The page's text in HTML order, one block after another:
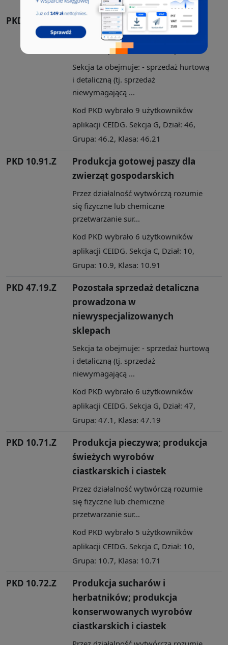
PKD 46.21.Z
Sprzedaż hurtowa zboża,
nieprzetworzonego tytoniu,
nasion i pasz dla zwierząt
Sekcja ta obejmuje: - sprzedaż hurtową
i detaliczną (tj. sprzedaż
niewymagającą ...
Kod PKD wybrało 9 użytkowników
aplikacji CEIDG. Sekcja G, Dział: 46,
Grupa: 46.2, Klasa: 46.21
PKD 10.91.Z
Produkcja gotowej paszy dla
zwierząt gospodarskich
Przez działalność wytwórczą rozumie
się fizyczne lub chemiczne
przetwarzanie sur...
Kod PKD wybrało 6 użytkowników
aplikacji CEIDG. Sekcja C, Dział: 10,
Grupa: 10.9, Klasa: 10.91
PKD 47.19.Z
Pozostała sprzedaż detaliczna
prowadzona w
niewyspecjalizowanych
sklepach
Sekcja ta obejmuje: - sprzedaż hurtową
i detaliczną (tj. sprzedaż
niewymagającą ...
Kod PKD wybrało 6 użytkowników
aplikacji CEIDG. Sekcja G, Dział: 47,
Grupa: 47.1, Klasa: 47.19
PKD 10.71.Z
Produkcja pieczywa; produkcja
świeżych wyrobów
ciastkarskich i ciastek
Przez działalność wytwórczą rozumie
się fizyczne lub chemiczne
przetwarzanie sur...
Kod PKD wybrało 5 użytkowników
aplikacji CEIDG. Sekcja C, Dział: 10,
Grupa: 10.7, Klasa: 10.71
PKD 10.72.Z
Produkcja sucharów i
herbatników; produkcja
konserwowanych wyrobów
ciastkarskich i ciastek